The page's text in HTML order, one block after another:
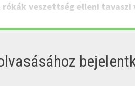
rókák veszettség elleni tavaszi